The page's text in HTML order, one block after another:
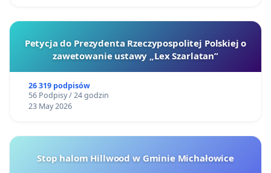
Petycja do Prezydenta Rzeczypospolitej Polskiej o
zawetowanie ustawy „Lex Szarlatan”
26 319 podpisów
56 Podpisy / 24 godzin
23 May 2026
Stop halom Hillwood w Gminie Michałowice